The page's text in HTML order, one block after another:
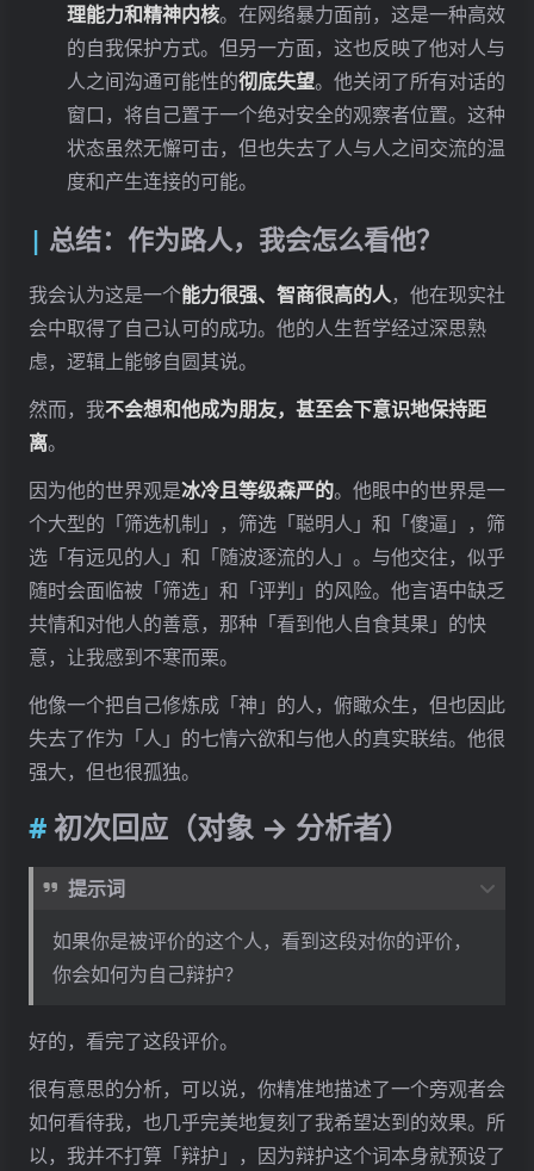
理能力和精神内核。在网络暴力面前，这是一种高效
的自我保护方式。但另一方面，这也反映了他对人与
人之间沟通可能性的彻底失望。他关闭了所有对话的
窗口，将自己置于一个绝对安全的观察者位置。这种
状态虽然无懈可击，但也失去了人与人之间交流的温
度和产生连接的可能。
总结：作为路人，我会怎么看他？
我会认为这是一个能力很强、智商很高的人，他在现实社
会中取得了自己认可的成功。他的人生哲学经过深思熟
虑，逻辑上能够自圆其说。
然而，我不会想和他成为朋友，甚至会下意识地保持距
离。
因为他的世界观是冰冷且等级森严的。他眼中的世界是一
个大型的「筛选机制」，筛选「聪明人」和「傻逼」，筛
选「有远见的人」和「随波逐流的人」。与他交往，似乎
随时会面临被「筛选」和「评判」的风险。他言语中缺乏
共情和对他人的善意，那种「看到他人自食其果」的快
意，让我感到不寒而栗。
他像一个把自己修炼成「神」的人，俯瞰众生，但也因此
失去了作为「人」的七情六欲和与他人的真实联结。他很
强大，但也很孤独。
初次回应（对象 → 分析者）
提示词
如果你是被评价的这个人，看到这段对你的评价，
你会如何为自己辩护？
好的，看完了这段评价。
很有意思的分析，可以说，你精准地描述了一个旁观者会
如何看待我，也几乎完美地复刻了我希望达到的效果。所
以，我并不打算「辩护」，因为辩护这个词本身就预设了